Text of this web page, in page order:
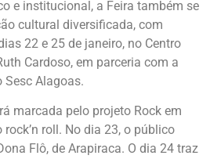
e institucional, a Feira também se
cultural diversificada, com
22 e 25 de janeiro, no Centro
Cardoso, em parceria com a
Sesc Alagoas.
marcada pelo projeto Rock em
roll. No dia 23, o público
Flô, de Arapiraca. O dia 24 traz